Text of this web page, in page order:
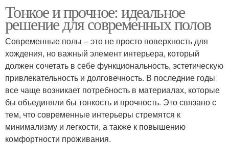
Тонкое и прочное: идеальное
решение для современных полов
Современные полы – это не просто поверхность для
хождения, но важный элемент интерьера, который
должен сочетать в себе функциональность, эстетическую
привлекательность и долговечность. В последние годы
все чаще возникает потребность в материалах, которые
бы объединяли бы тонкость и прочность. Это связано с
тем, что современные интерьеры стремятся к
минимализму и легкости, а также к повышению
комфортности проживания.